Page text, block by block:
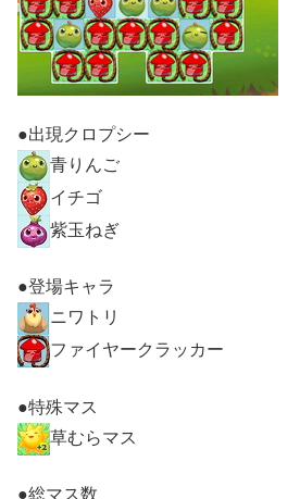
●出現クロプシー
青りんご
イチゴ
紫玉ねぎ
●登場キャラ
ニワトリ
ファイヤークラッカー
●特殊マス
草むらマス
●総マス数